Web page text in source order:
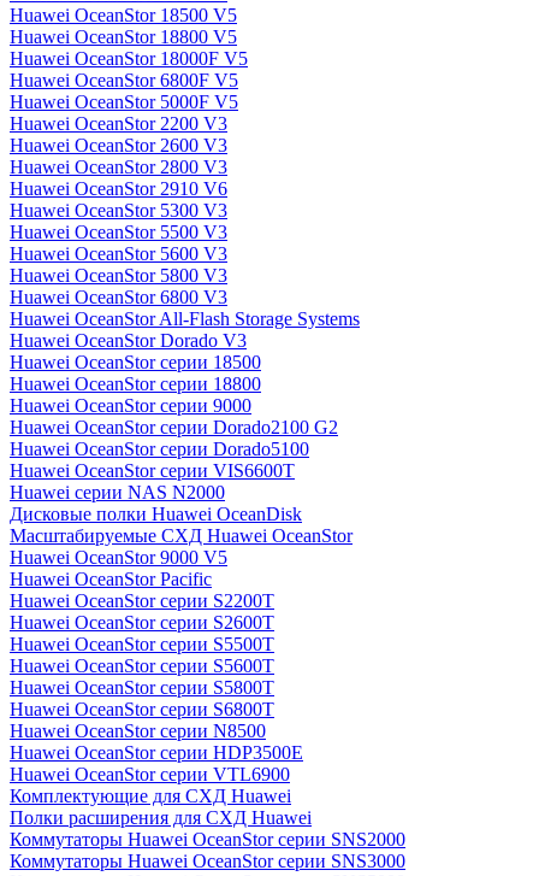
Huawei OceanStor 18500 V5
Huawei OceanStor 18800 V5
Huawei OceanStor 18000F V5
Huawei OceanStor 6800F V5
Huawei OceanStor 5000F V5
Huawei OceanStor 2200 V3
Huawei OceanStor 2600 V3
Huawei OceanStor 2800 V3
Huawei OceanStor 2910 V6
Huawei OceanStor 5300 V3
Huawei OceanStor 5500 V3
Huawei OceanStor 5600 V3
Huawei OceanStor 5800 V3
Huawei OceanStor 6800 V3
Huawei OceanStor All-Flash Storage Systems
Huawei OceanStor Dorado V3
Huawei OceanStor серии 18500
Huawei OceanStor серии 18800
Huawei OceanStor серии 9000
Huawei OceanStor серии Dorado2100 G2
Huawei OceanStor серии Dorado5100
Huawei OceanStor серии VIS6600T
Huawei серии NAS N2000
Дисковые полки Huawei OceanDisk
Масштабируемые СХД Huawei OceanStor
Huawei OceanStor 9000 V5
Huawei OceanStor Pacific
Huawei OceanStor серии S2200T
Huawei OceanStor серии S2600T
Huawei OceanStor серии S5500T
Huawei OceanStor серии S5600T
Huawei OceanStor серии S5800T
Huawei OceanStor серии S6800T
Huawei OceanStor серии N8500
Huawei OceanStor серии HDP3500E
Huawei OceanStor серии VTL6900
Комплектующие для СХД Huawei
Полки расширения для СХД Huawei
Коммутаторы Huawei OceanStor серии SNS2000
Коммутаторы Huawei OceanStor серии SNS3000